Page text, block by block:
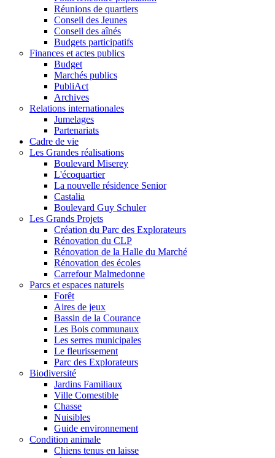
Réunions de quartiers
Conseil des Jeunes
Conseil des aînés
Budgets participatifs
Finances et actes publics
Budget
Marchés publics
PubliAct
Archives
Relations internationales
Jumelages
Partenariats
Cadre de vie
Les Grandes réalisations
Boulevard Miserey
L'écoquartier
La nouvelle résidence Senior
Castalia
Boulevard Guy Schuler
Les Grands Projets
Création du Parc des Explorateurs
Rénovation du CLP
Rénovation de la Halle du Marché
Rénovation des écoles
Carrefour Malmedonne
Parcs et espaces naturels
Forêt
Aires de jeux
Bassin de la Courance
Les Bois communaux
Les serres municipales
Le fleurissement
Parc des Explorateurs
Biodiversité
Jardins Familiaux
Ville Comestible
Chasse
Nuisibles
Guide environnement
Condition animale
Chiens tenus en laisse